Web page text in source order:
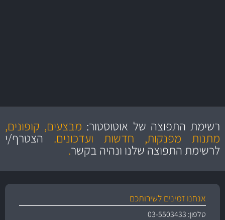
מקצועיות
ושירות מצויין
מחירים
הוגנים
והיצע מוצרים איכותירשימת התפוצה של אוטוסטור: מבצעים, קופונים,
מתנות מפנקות, חדשות ועדכונים.הצטרף/י
לרשימת התפוצה שלנו ונהיה בקשר.
אנחנו זמינים לשירותכם
טלפון: 03-5503433